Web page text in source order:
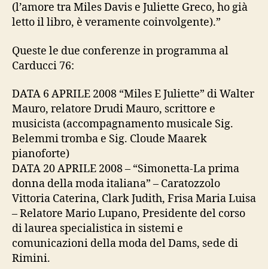
(l’amore tra Miles Davis e Juliette Greco, ho già
letto il libro, è veramente coinvolgente).”
Queste le due conferenze in programma al
Carducci 76:
DATA 6 APRILE 2008 “Miles E Juliette” di Walter
Mauro, relatore Drudi Mauro, scrittore e
musicista (accompagnamento musicale Sig.
Belemmi tromba e Sig. Cloude Maarek
pianoforte)
DATA 20 APRILE 2008 – “Simonetta-La prima
donna della moda italiana” – Caratozzolo
Vittoria Caterina, Clark Judith, Frisa Maria Luisa
– Relatore Mario Lupano, Presidente del corso
di laurea specialistica in sistemi e
comunicazioni della moda del Dams, sede di
Rimini.